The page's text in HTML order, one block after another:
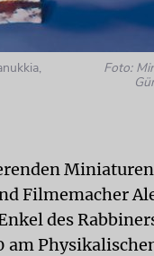
Foto:
Filmemacher
des
am